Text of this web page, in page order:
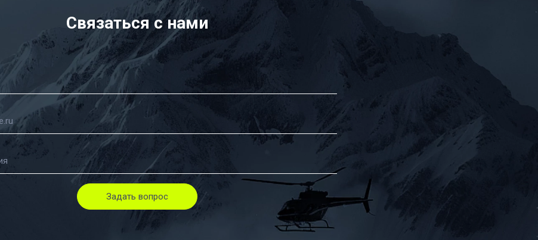
Связаться с нами
Задать вопрос